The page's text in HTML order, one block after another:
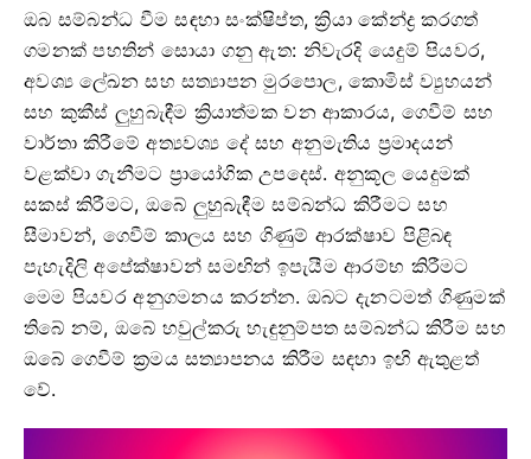
ඔබ සම්බන්ධ වීම සඳහා සංක්ෂිප්ත, ක්‍රියා කේන්ද්‍ර කරගත්
ගමනක් පහතින් සොයා ගනු ඇත: නිවැරදි යෙදුම් පියවර,
අවශ්‍ය ලේඛන සහ සත්‍යාපන මුරපොල, කොමිස් ව්‍යුහයන්
සහ කුකීස් ලුහුබැඳීම ක්‍රියාත්මක වන ආකාරය, ගෙවීම් සහ
වාර්තා කිරීමේ අත්‍යවශ්‍ය දේ සහ අනුමැතිය ප්‍රමාදයන්
වළක්වා ගැනීමට ප්‍රායෝගික උපදෙස්. අනුකූල යෙදුමක්
සකස් කිරීමට, ඔබේ ලුහුබැඳීම සම්බන්ධ කිරීමට සහ
සීමාවන්, ගෙවීම් කාලය සහ ගිණුම් ආරක්ෂාව පිළිබඳ
පැහැදිලි අපේක්ෂාවන් සමඟින් ඉපැයීම ආරම්භ කිරීමට
මෙම පියවර අනුගමනය කරන්න. ඔබට දැනටමත් ගිණුමක්
තිබේ නම්, ඔබේ හවුල්කරු හැඳුනුම්පත සම්බන්ධ කිරීම සහ
ඔබේ ගෙවීම් ක්‍රමය සත්‍යාපනය කිරීම සඳහා ඉඟි ඇතුළත්
වේ.